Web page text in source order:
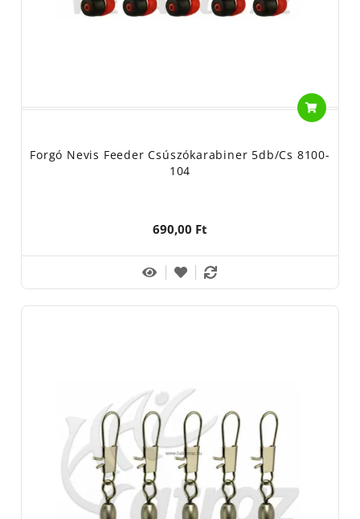
Forgó Nevis Feeder Csúszókarabiner 5db/cs 8100-
104
690,00 Ft